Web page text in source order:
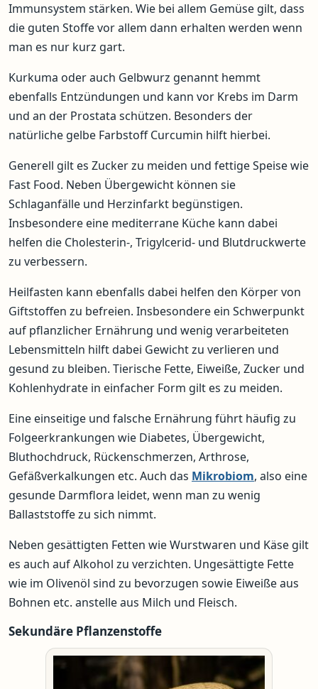
Immunsystem stärken. Wie bei allem Gemüse gilt, dass
die guten Stoffe vor allem dann erhalten werden wenn
man es nur kurz gart.
Kurkuma oder auch Gelbwurz genannt hemmt
ebenfalls Entzündungen und kann vor Krebs im Darm
und an der Prostata schützen. Besonders der
natürliche gelbe Farbstoff Curcumin hilft hierbei.
Generell gilt es Zucker zu meiden und fettige Speise wie
Fast Food. Neben Übergewicht können sie
Schlaganfälle und Herzinfarkt begünstigen.
Insbesondere eine mediterrane Küche kann dabei
helfen die Cholesterin-, Trigylcerid- und Blutdruckwerte
zu verbessern.
Heilfasten kann ebenfalls dabei helfen den Körper von
Giftstoffen zu befreien. Insbesondere ein Schwerpunkt
auf pflanzlicher Ernährung und wenig verarbeiteten
Lebensmitteln hilft dabei Gewicht zu verlieren und
gesund zu bleiben. Tierische Fette, Eiweiße, Zucker und
Kohlenhydrate in einfacher Form gilt es zu meiden.
Eine einseitige und falsche Ernährung führt häufig zu
Folgeerkrankungen wie Diabetes, Übergewicht,
Bluthochdruck, Rückenschmerzen, Arthrose,
Gefäßverkalkungen etc. Auch das Mikrobiom, also eine
gesunde Darmflora leidet, wenn man zu wenig
Ballaststoffe zu sich nimmt.
Neben gesättigten Fetten wie Wurstwaren und Käse gilt
es auch auf Alkohol zu verzichten. Ungesättigte Fette
wie im Olivenöl sind zu bevorzugen sowie Eiweiße aus
Bohnen etc. anstelle aus Milch und Fleisch.
Sekundäre Pflanzenstoffe